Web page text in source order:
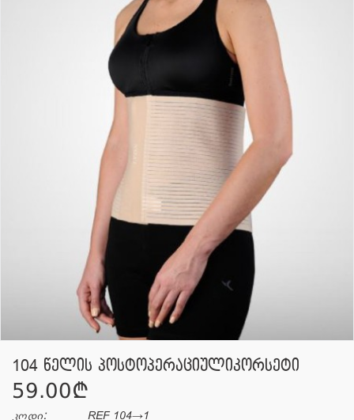
104 წელის პოსტოპერაციულიკორსეტი
59.00¢
კოდი: REF 104→1